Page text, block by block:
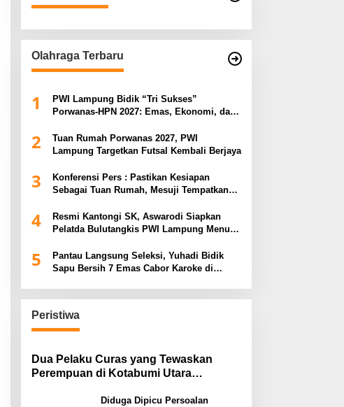
Olahraga Terbaru
1
PWI Lampung Bidik “Tri Sukses”
Porwanas-HPN 2027: Emas, Ekonomi, dan
2
Tuan Rumah Porwanas 2027, PWI
Lampung Targetkan Futsal Kembali Berjaya
3
Konferensi Pers : Pastikan Kesiapan
Sebagai Tuan Rumah, Mesuji Tempatkan
Piala Gubernur Lampung
4
Resmi Kantongi SK, Aswarodi Siapkan
Pelatda Bulutangkis PWI Lampung Menuju
5
Pantau Langsung Seleksi, Yuhadi Bidik
Sapu Bersih 7 Emas Cabor Karoke di
Peristiwa
Dua Pelaku Curas yang Tewaskan
Perempuan di Kotabumi Utara
Diduga Dipicu Persoalan